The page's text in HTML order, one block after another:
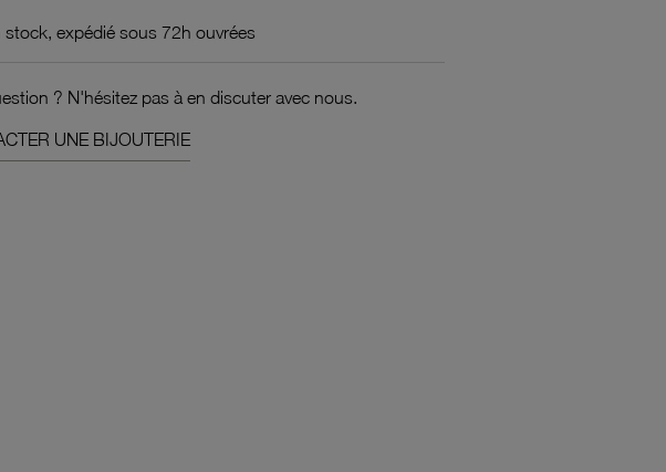
stock, expédié sous 72h ouvrées
? N'hésitez pas à en discuter avec nous.
UNE BIJOUTERIE